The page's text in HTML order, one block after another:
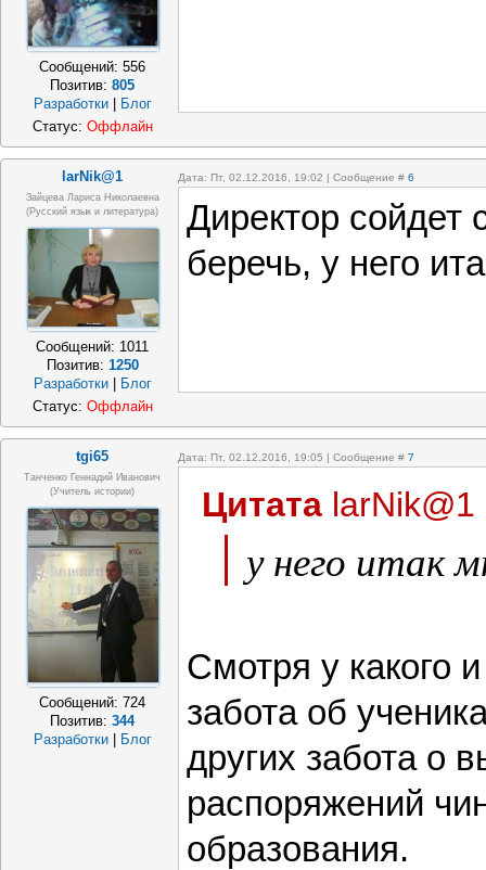
Сообщений:556
Позитив:805
Разработки
Блог
Статус: Оффлайн
larNik@1 Дата: Пт, 02.12.2016, 19:02 | Сообщение # 6
Зайцева Лариса Николаевна
(Русский язык и литература)
Сообщений: 1011
Позитив: 1250
Разработки
Блог
Директор сойдет
беречь, у него
Статус: Оффлайн
tgi65 Дата: Пт, 02.12.2016, 19:05 | Сообщение # 7
Танченко Геннадий Иванович
(учитель истории)
Сообщений:724
Позитив:344
Разработки
Блог
Цитата larNik@1
у него итак
Смотря у какого
забота об
других забота о
распоряжений
образования.